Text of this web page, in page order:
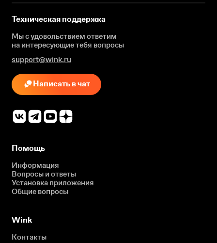
Техническая поддержка
Мы с удовольствием ответим
на интересующиетебя вопросы
support@wink.ru
Написать в чат
Помощь
Информация
Вопросы и ответы
Установка приложения
Общие вопросы
Wink
Контакты